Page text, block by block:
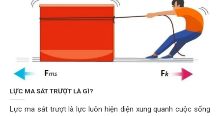
LỰC MA SÁT TRƯỢT LÀ GÌ?
Lực ma sát trượt là lực luôn hiện diện xung quanh cuộc sống